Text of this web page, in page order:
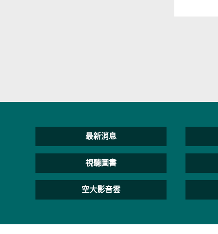
最新消息
視聽圖書
空大影音雲